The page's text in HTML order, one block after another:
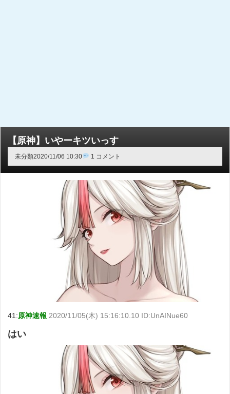
【原神】いやーキツいっす
未分類2020/11/06 10:30 1 コメント
41:原神速報 2020/11/05(木) 15:16:10.10 ID:UnAINue60
はい